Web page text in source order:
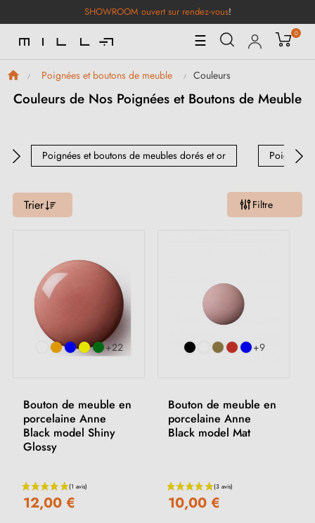
SHOWROOM ouvert sur rendez-vous!
Basculer
la
navigation
☰ 0
Poignées et boutons de meuble Couleurs
Couleurs de Nos Poignées et Boutons de Meuble
Poignées et boutons de meubles dorés et or Poignées
Trier Filtre
+22
Bouton de meuble en
porcelaine Anne
Black model Shiny
Glossy
12,00 €
+9
Bouton de meuble en
porcelaine Anne
Black model Mat
10,00 €